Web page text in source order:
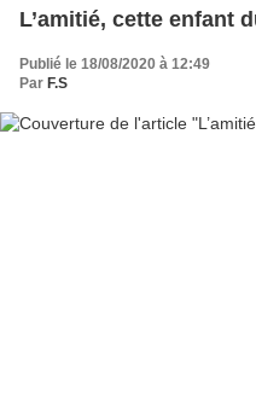
L’amitié, cette enfant
Publié le 18/08/2020 à 12:49
Par F.S